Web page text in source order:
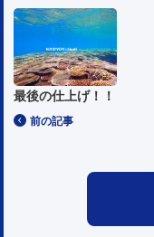
前の記事
最後の仕上げ！！